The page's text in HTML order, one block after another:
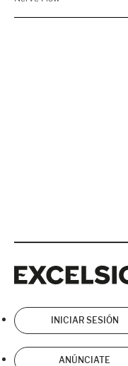
INICIAR SESIÓN
ANÚNCIATE